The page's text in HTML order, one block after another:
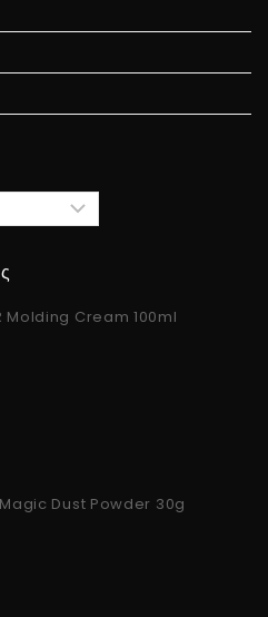
Molding Cream 100ml
Dust Powder 30g